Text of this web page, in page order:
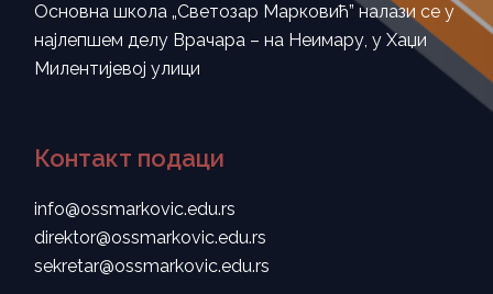
Основна школа „Светозар Марковић” налази се у
најлепшем делу Врачара – на Неимару, у Хаџи
Милентијевој улици
Контакт подаци
info@ossmarkovic.edu.rs
direktor@ossmarkovic.edu.rs
sekretar@ossmarkovic.edu.rs